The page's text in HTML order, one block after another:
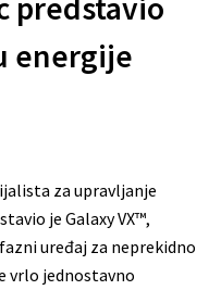
predstavio
energije
za upravljanje
je Galaxy VX™,
uređaj za neprekidno
vrlo jednostavno